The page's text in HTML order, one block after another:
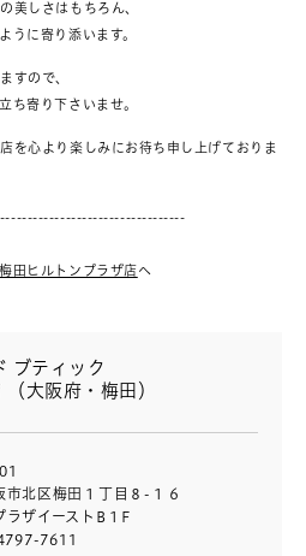
美しさはもちろん、
うに寄り添います。
すので、
ち寄り下さいませ。
を心より楽しみにお待ち申し上げておりま
田ヒルトンプラザ店へ
ブティック
大阪府・梅田）
市北区梅田１丁目８-１６
ラザイーストB１F
7611